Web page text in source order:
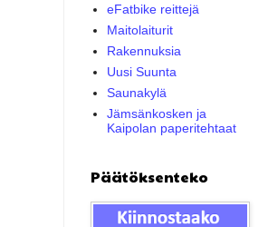
eFatbike reittejä
Maitolaiturit
Rakennuksia
Uusi Suunta
Saunakylä
Jämsänkosken ja
Kaipolan paperitehtaat
Päätöksenteko